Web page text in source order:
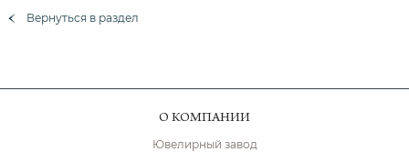
Вернуться в раздел
О КОМПАНИИ
Ювелирный завод